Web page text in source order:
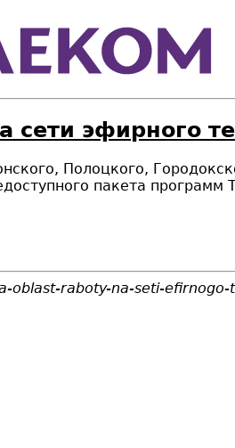
сети эфирного
Полоцкого,
пакета программ
oblast-raboty-na-seti-